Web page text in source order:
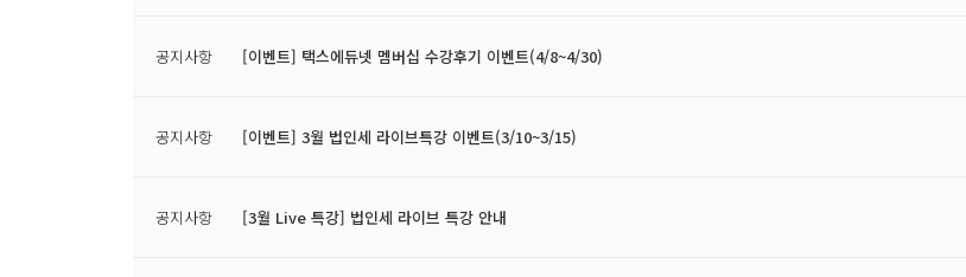
공지사항 [이벤트] 택스에듀넷 멤버십 수강후기 이벤트(4/8~4/30)
공지사항 [이벤트] 3월 법인세 라이브특강 이벤트(3/10~3/15)
공지사항 [3월 Live 특강] 법인세 라이브 특강 안내